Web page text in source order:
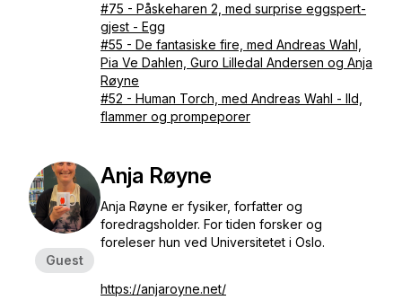
#75 - Påskeharen 2, med surprise eggspert-
gjest - Egg
#55 - De fantasiske fire, med Andreas Wahl,
Pia Ve Dahlen, Guro Lilledal Andersen og Anja
Røyne
#52 - Human Torch, med Andreas Wahl - Ild,
flammer og prompeporer
Guest
Anja Røyne
Anja Røyne er fysiker, forfatter og
foredragsholder. For tiden forsker og
foreleser hun ved Universitetet i Oslo.
https://anjaroyne.net/